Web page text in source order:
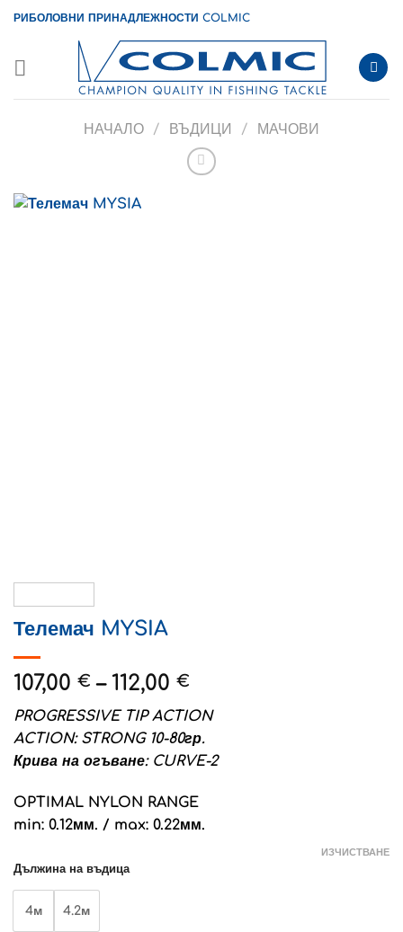
SkipРИБОЛОВНИ ПРИНАДЛЕЖНОСТИ COLMIC
НАЧАЛО / ВЪДИЦИ / МАЧОВИ
Телемач MYSIA
107,00 € – 112,00 €
range:
107,00 €
through
112,00 €
PROGRESSIVE TIP ACTION
ACTION: STRONG 10-80гр.
Крива на огъване: CURVE-2
OPTIMAL NYLON RANGE
min: 0.12мм. / max: 0.22мм.
Дължина на въдица
4м 4.2м
ИЗЧИСТВАНЕ